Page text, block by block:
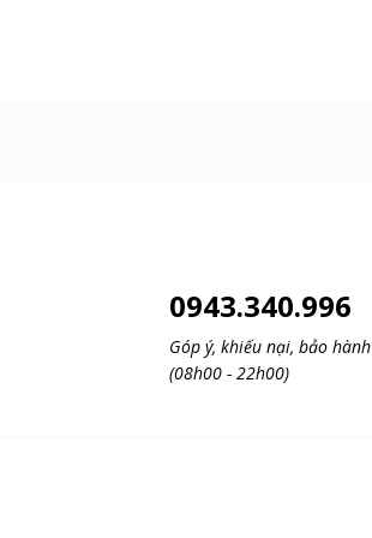
0943.340.996
Góp ý, khiếu nại, bảo hành
(08h00 - 22h00)